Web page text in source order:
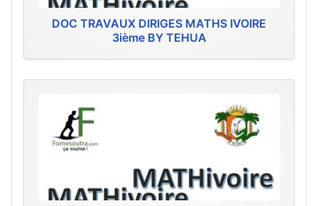
DOC TRAVAUX DIRIGES MATHS IVOIRE
3ième BY TEHUA